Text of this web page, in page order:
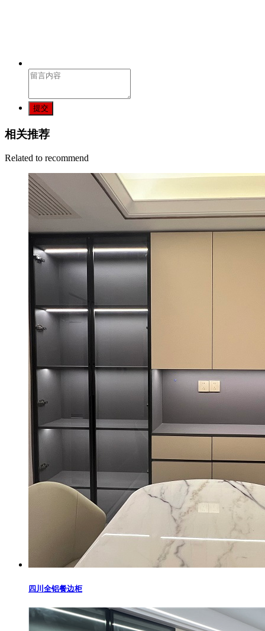
提交
相关推荐
Related to recommend
四川全铝餐边柜